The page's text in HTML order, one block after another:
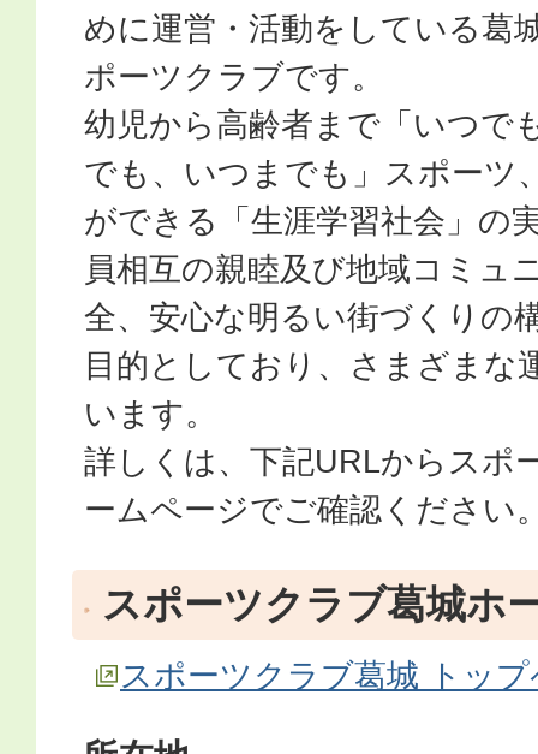
めに運営・活動をしている葛
ポーツクラブです。
幼児から高齢者まで「いつで
でも、いつまでも」スポーツ
ができる「生涯学習社会」の
員相互の親睦及び地域コミュ
全、安心な明るい街づくりの
目的としており、さまざまな
います。
詳しくは、下記URLからスポ
ームページでご確認ください
スポーツクラブ葛城ホ
スポーツクラブ葛城 トッ